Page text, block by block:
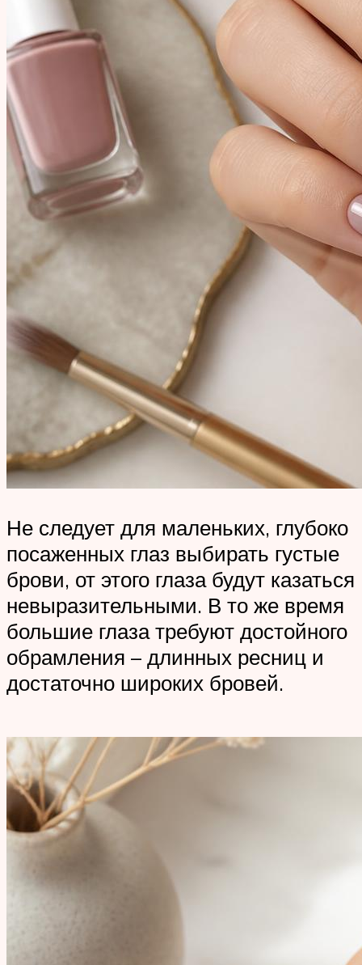
Не следует для маленьких, глубоко
посаженных глаз выбирать густые
брови, от этого глаза будут казаться
невыразительными. В то же время
большие глаза требуют достойного
обрамления – длинных ресниц и
достаточно широких бровей.